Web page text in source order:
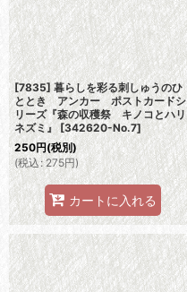
[7835] 暮らしを彩る刺しゅうのひ
ととき アンカー ポストカードシ
リーズ『森の収穫祭 キノコとハリ
ネズミ』 [342620-No.7]
250円(税別)
(税込 : 275円)
カートに入れる